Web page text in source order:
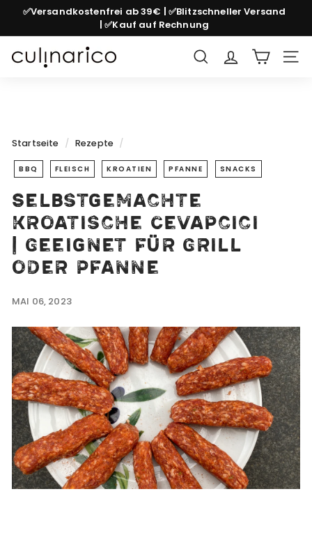
Direkt
Inhalt
Pause
✅Versandkostenfrei ab 39€ | ✅Blitzschneller Versand
| ✅Kauf auf Rechnung
c
r
i
c
o
Suche
Startseite / Rezepte /
BBQ FLEISCH KROATIEN PFANNE SNACKS
Selbstgemachte
kroatische Cevapcici
| Geeignet für Grill
oder Pfanne
MAI 06, 2023